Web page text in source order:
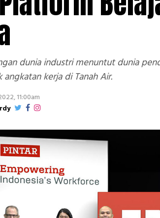
dunia industri menuntut dunia
kerja di Tanah Air.
11:00am